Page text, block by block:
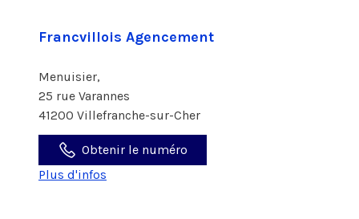
Francvillois Agencement
Menuisier,
25 rue Varannes
41200 Villefranche-sur-Cher
Obtenir le numéro
Plus d'infos